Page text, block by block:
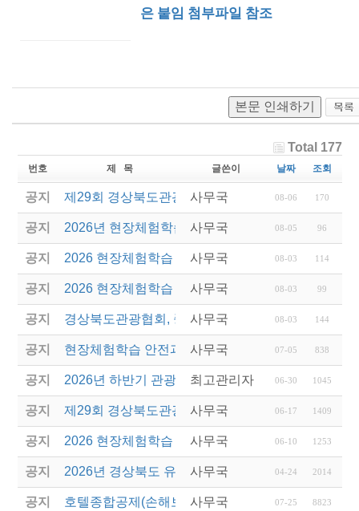
은 붙임 첨부파일 참조
본문 인쇄하기
Total 177
번호 제 목 글쓴이 날짜 조회
공지 제29회 경상북도관광기념품공모전 결과발표
사무국 08-06 170
공지 2026년 현장체험학습 안전과정(신규.재강습) 교육
사무국 08-05 96
공지 2026 현장체험학습 안전과정 교육(신규. 재강습)
사무국 08-03 114
공지 2026 현장체험학습 안전과정(신규. 재강습) 교육 성
사무국 08-03 99
공지 경상북도관광협회, 중국 단동 해외여행상품 개발 팸
사무국 08-03 144
공지 현장체험학습 안전과정(신규/재강습) 안내
사무국 07-05 838
공지 2026년 하반기 관광진흥개발기금 융자 시행 안내
최고관리자 06-30 1045
공지 제29회 경상북도관광기념품공모전 개최
사무국 06-17 1409
공지 2026 현장체험학습 안전과정(신규.재강습)
사무국 06-10 1253
공지 2026년 경상북도 유니크베뉴를 활용한 MICE행사
사무국 04-24 2014
공지 호텔종합공제(손해보험) 서비스 안내
사무국 07-25 8823